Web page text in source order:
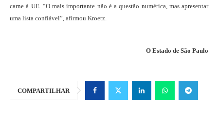
carne à UE. “O mais importante não é a questão numérica, mas apresentar
uma lista confiável”, afirmou Kroetz.
O Estado de São Paulo
COMPARTILHAR